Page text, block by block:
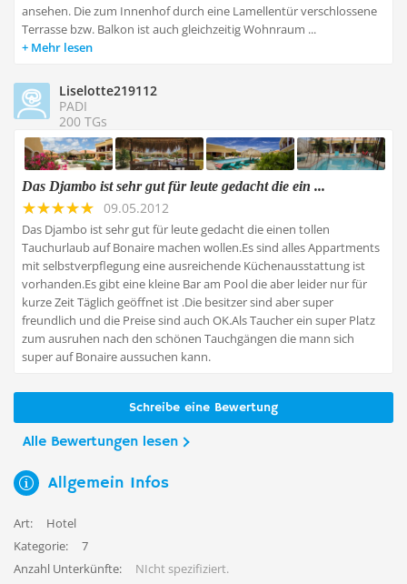
ansehen. Die zum Innenhof durch eine Lamellentür verschlossene
Terrasse bzw. Balkon ist auch gleichzeitig Wohnraum ...
Mehr lesen
Liselotte219112
PADI
200 TGs
Das Djambo ist sehr gut für leute gedacht die ein ...
09.05.2012
Das Djambo ist sehr gut für leute gedacht die einen tollen
Tauchurlaub auf Bonaire machen wollen.Es sind alles Appartments
mit selbstverpflegung eine ausreichende Küchenausstattung ist
vorhanden.Es gibt eine kleine Bar am Pool die aber leider nur für
kurze Zeit Täglich geöffnet ist .Die besitzer sind aber super
freundlich und die Preise sind auch OK.Als Taucher ein super Platz
zum ausruhen nach den schönen Tauchgängen die mann sich
super auf Bonaire aussuchen kann.
Schreibe eine Bewertung
Alle Bewertungen lesen
Allgemein Infos
Art:
Hotel
Kategorie:
7
Anzahl Unterkünfte:
NIcht spezifiziert.